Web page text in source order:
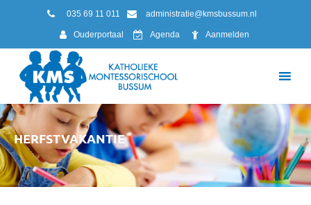
035 69 11 011 administratie@kmsbussum.nl
Ouderportaal Agenda Aanmelden
HERFSTVAKANTIE